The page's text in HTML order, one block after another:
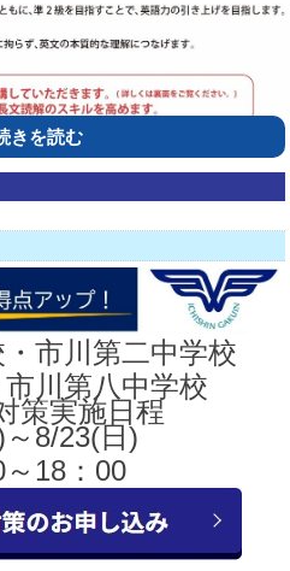
お問い合わせください。
△トップへ
を読む
市川第二中学校
川第八中学校
策実施日程
8/23(日)
18：00